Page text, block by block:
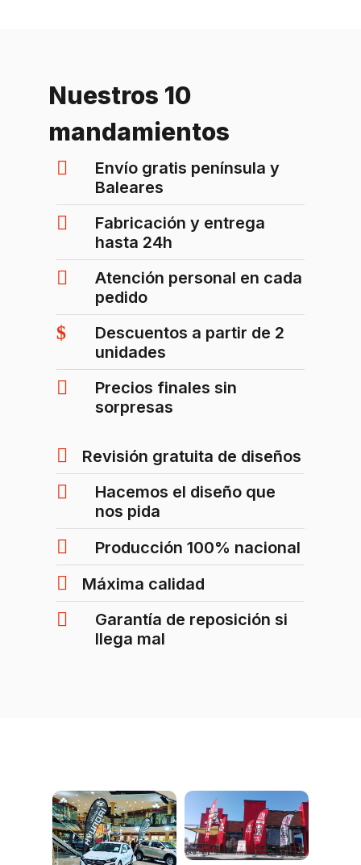
Nuestros 10
mandamientos
Envío gratis península y
Baleares
Fabricación y entrega
hasta 24h
Atención personal en cada
pedido
Descuentos a partir de 2
unidades
Precios finales sin
sorpresas
Revisión gratuita de diseños
Hacemos el diseño que
nos pida
Producción 100% nacional
Máxima calidad
Garantía de reposición si
llega mal